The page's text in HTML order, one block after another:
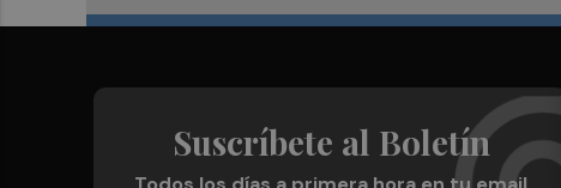
Suscríbete al Boletín